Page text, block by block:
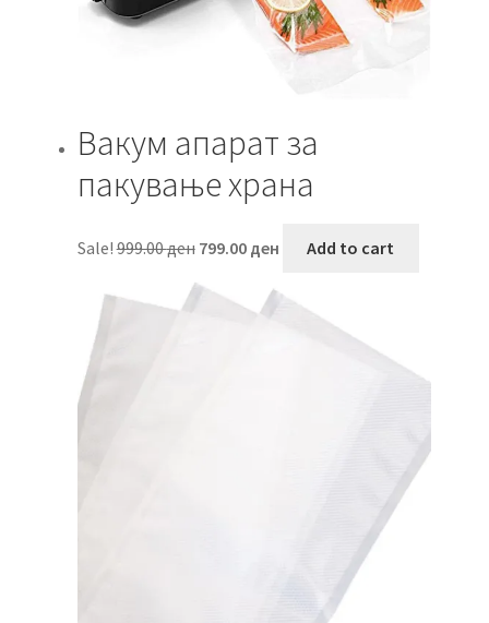
Вакум апарат за
пакување храна
Sale!999.00ден
was:
999.00 ден.
799.00 ден
is:
799.00 ден.
Add to cart